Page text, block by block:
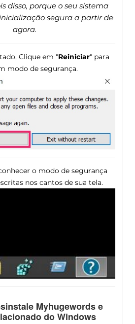
disso, porque o seu sistema
segura a partir de
agora.
Clique em "Reiniciar" para
modo de segurança.
o modo de segurança
nos cantos de sua tela.
Myhugewords e
do Windows